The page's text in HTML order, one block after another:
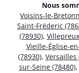
Nous
Voisins-le-
Saint-Fréderic
(78930),
Vieille-Église-
(78930), Versailles
sur-Seine (78480),